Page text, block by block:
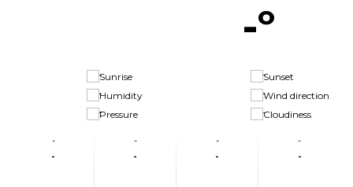
-º
-
-
-
-
-
-
-
-
-
-
-
-
-
-